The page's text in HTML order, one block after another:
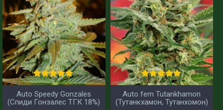
Auto Speedy Gonzales
(Спиди Гонзалес ТГК 18%)
Auto fem Tutankhamon
(Тутанкхамон, Тутанхомон)